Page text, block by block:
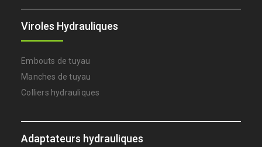
Viroles Hydrauliques
Embouts de tuyau
Manches de tuyau
Colliers hydrauliques
Adaptateurs hydrauliques